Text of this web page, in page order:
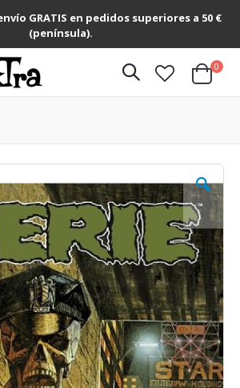
GRATIS en pedidos superiores a 50 €
(península).
Cart
0